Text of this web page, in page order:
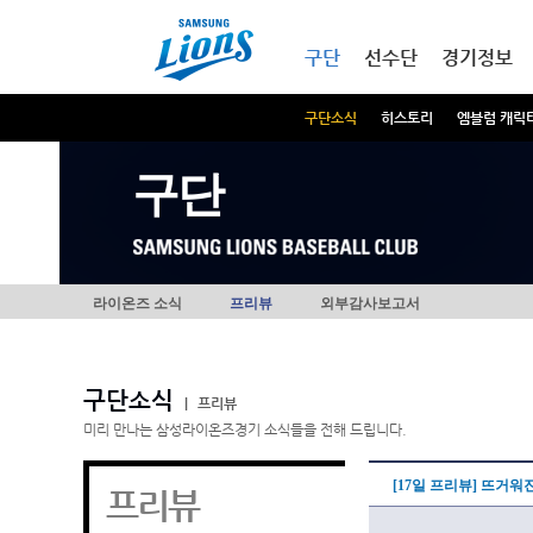
구단
구단소식 히스토리 엠블럼 캐릭
선수단 경기정보
구단
라이온즈 소식 프리뷰 외부감사보고서
구단소식
프리뷰
미리 만나는 삼성라이온즈경기 소식들을 전해 드립니다.
프리뷰 [17일 프리뷰] 뜨거워